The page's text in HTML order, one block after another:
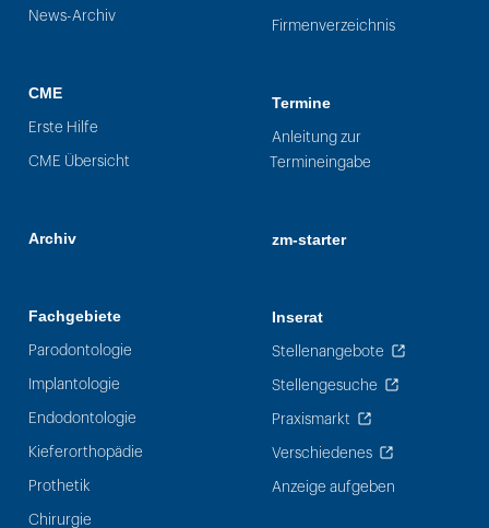
News-Archiv
CME
Erste Hilfe
CME Übersicht
Archiv
Fachgebiete
Parodontologie
Implantologie
Endodontologie
Kieferorthopädie
Prothetik
Chirurgie
Firmenverzeichnis
Termine
Anleitung zur
Termineingabe
zm-starter
Inserat
Stellenangebote
Stellengesuche
Praxismarkt
Verschiedenes
Anzeige aufgeben